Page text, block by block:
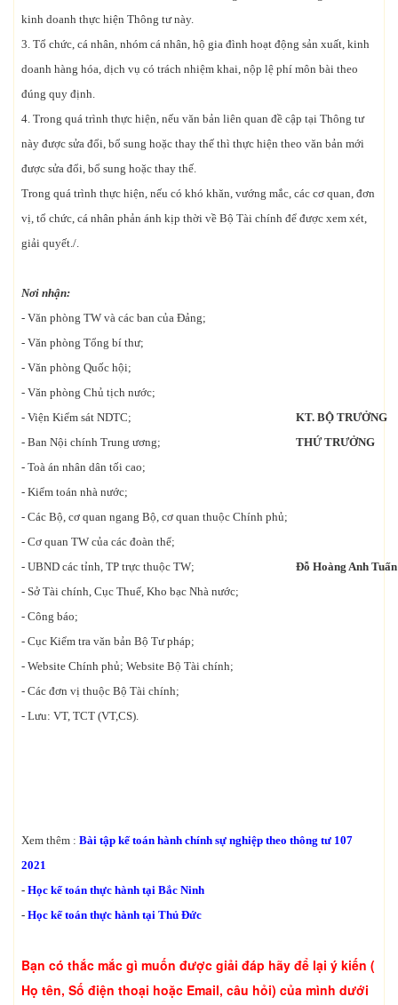
kinh doanh thực hiện Thông tư này.
3. Tổ chức, cá nhân, nhóm cá nhân, hộ gia đình hoạt động sản xuất, kinh
doanh hàng hóa, dịch vụ có trách nhiệm khai, nộp lệ phí môn bài theo
đúng quy định.
4. Trong quá trình thực hiện, nếu văn bản liên quan đề cập tại Thông tư
này được sửa đổi, bổ sung hoặc thay thế thì thực hiện theo văn bản mới
được sửa đổi, bổ sung hoặc thay thế.
Trong quá trình thực hiện, nếu có khó khăn, vướng mắc, các cơ quan, đơn
vị, tổ chức, cá nhân phản ánh kịp thời về Bộ Tài chính để được xem xét,
giải quyết./.
Nơi nhận:
- Văn phòng TW và các ban của Đảng;
- Văn phòng Tổng bí thư;
- Văn phòng Quốc hội;
- Văn phòng Chủ tịch nước;
- Viện Kiểm sát NDTC;
- Ban Nội chính Trung ương;
- Toà án nhân dân tối cao;
- Kiểm toán nhà nước;
- Các Bộ, cơ quan ngang Bộ, cơ quan thuộc Chính phủ;
- Cơ quan TW của các đoàn thể;
- UBND các tỉnh, TP trực thuộc TW;
- Sở Tài chính, Cục Thuế, Kho bạc Nhà nước;
- Công báo;
- Cục Kiểm tra văn bản Bộ Tư pháp;
- Website Chính phủ; Website Bộ Tài chính;
- Các đơn vị thuộc Bộ Tài chính;
- Lưu: VT, TCT (VT,CS).
KT. BỘ TRƯỞNG
THỨ TRƯỞNG
Đỗ Hoàng Anh Tuấn
Xem thêm : Bài tập kế toán hành chính sự nghiệp theo thông tư 107
2021
- Học kế toán thực hành tại Bắc Ninh
- Học kế toán thực hành tại Thủ Đức
Bạn có thắc mắc gì muốn được giải đáp hãy để lại ý kiến (
Họ tên, Số điện thoại hoặc Email, câu hỏi) của mình dưới